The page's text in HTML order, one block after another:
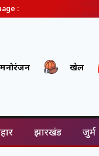
:
मनोरंजन खेल
झारखंड जुर्म